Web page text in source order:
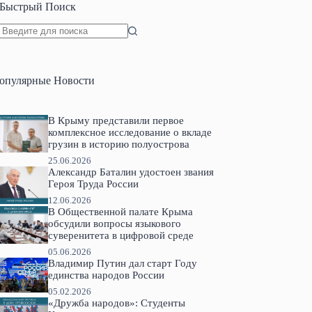
Быстрый Поиск
Новости
В Крыму представили первое
комплексное исследование о вкладе
грузин в историю полуострова
25.06.2026
Александр Баталин удостоен звания
Героя Труда России
12.06.2026
В Общественной палате Крыма
обсудили вопросы языкового
суверенитета в цифровой среде
05.06.2026
Владимир Путин дал старт Году
единства народов России
05.02.2026
«Дружба народов»: Студенты